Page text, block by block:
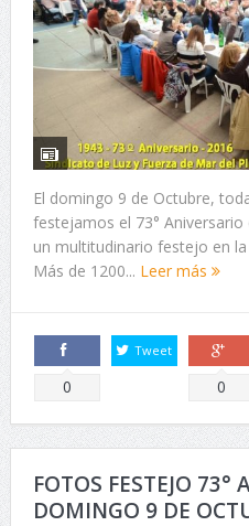
El domingo 9 de Octubre,
festejamos el 73°
un multitudinario festejo en
Más de 1200... Leer más
Comparte
0
Tweet
Comparte
0
FOTOS FESTEJO 73°
DOMINGO 9 DE